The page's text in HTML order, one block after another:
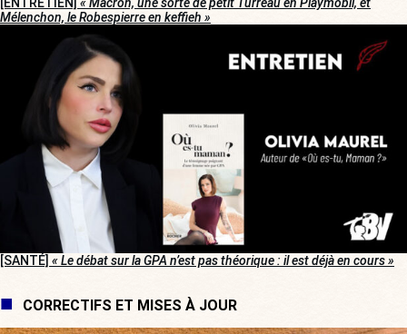
[ENTRETIEN] « Macron, une sorte de petit Turreau en Playmobil, et
Mélenchon, le Robespierre en keffieh »
[SANTÉ] « Le débat sur la GPA n’est pas théorique : il est déjà en cours »
CORRECTIFS ET MISES À JOUR